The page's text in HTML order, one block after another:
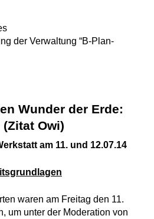
der Verwaltung “B-Plan-
Wunder der Erde:
(Zitat Owi)
am 11. und 12.07.14
waren am Freitag den 11.
um unter der Moderation von